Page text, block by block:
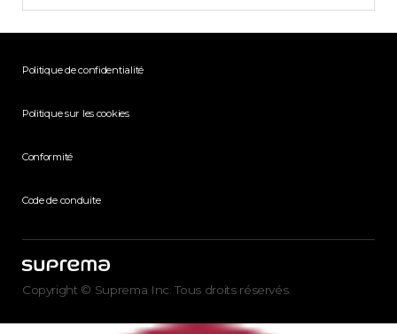
Politique de confidentialité
Politique sur les cookies
Conformité
Code de conduite
Copyright © Suprema Inc. Tous droits réservés.